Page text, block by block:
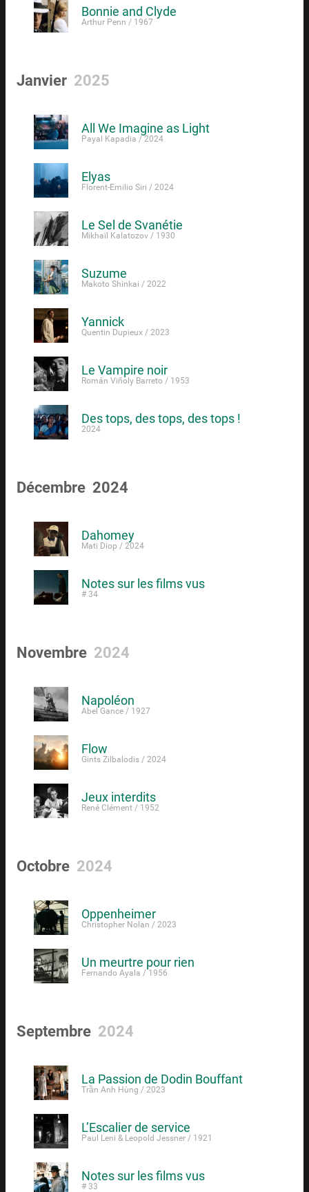
Bonnie and Clyde
Arthur Penn / 1967
Janvier 2025
All We Imagine as Light
Payal Kapadia / 2024
Elyas
Florent-Emilio Siri / 2024
Le Sel de Svanétie
Mikhaïl Kalatozov / 1930
Suzume
Makoto Shinkai / 2022
Yannick
Quentin Dupieux / 2023
Le Vampire noir
Román Viñoly Barreto / 1953
Des tops, des tops, des tops !
2024
Décembre 2024
Dahomey
Mati Diop / 2024
Notes sur les films vus
# 34
Novembre 2024
Napoléon
Abel Gance / 1927
Flow
Gints Zilbalodis / 2024
Jeux interdits
René Clément / 1952
Octobre 2024
Oppenheimer
Christopher Nolan / 2023
Un meurtre pour rien
Fernando Ayala / 1956
Septembre 2024
La Passion de Dodin Bouffant
Trần Anh Hùng / 2023
L’Escalier de service
Paul Leni & Leopold Jessner / 1921
Notes sur les films vus
# 33